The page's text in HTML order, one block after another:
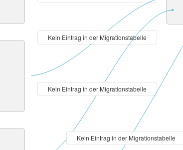
Kein Eintrag in der Migrationstabelle
Kein Eintrag in der Migrationstabelle
Kein Eintrag in der Migrationstabelle